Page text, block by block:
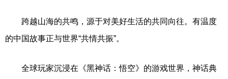
跨越山海的共鸣，源于对美好生活的共同向往。有温度
的中国故事正与世界“共情共振”。
全球玩家沉浸在《黑神话：悟空》的游戏世界，神话典